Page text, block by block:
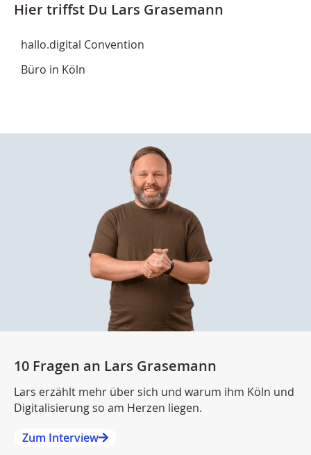
Hier triffst Du Lars Grasemann
hallo.digital Convention
Büro in Köln
10 Fragen an Lars Grasemann
Lars erzählt mehr über sich und warum ihm Köln und
Digitalisierung so am Herzen liegen.
Zum Interview